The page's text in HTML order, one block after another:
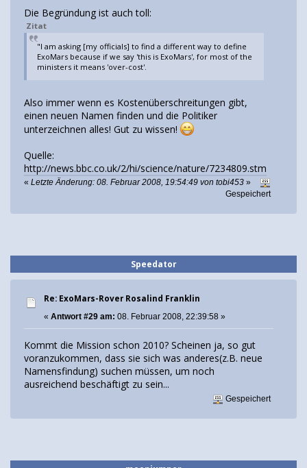
Die Begründung ist auch toll:
Zitat
"I am asking [my officials] to find a different way to define
ExoMars because if we say 'this is ExoMars', for most of the
ministers it means 'over-cost'.
Also immer wenn es Kostenüberschreitungen gibt,
einen neuen Namen finden und die Politiker
unterzeichnen alles! Gut zu wissen!
Quelle:
http://news.bbc.co.uk/2/hi/science/nature/7234809.stm
« Letzte Änderung: 08. Februar 2008, 19:54:49 von tobi453 »
Gespeichert
Speedator
Re: ExoMars-Rover Rosalind Franklin
« Antwort #29 am: 08. Februar 2008, 22:39:58 »
Kommt die Mission schon 2010? Scheinen ja, so gut
voranzukommen, dass sie sich was anderes(z.B. neue
Namensfindung) suchen müssen, um noch
ausreichend beschäftigt zu sein...
Gespeichert